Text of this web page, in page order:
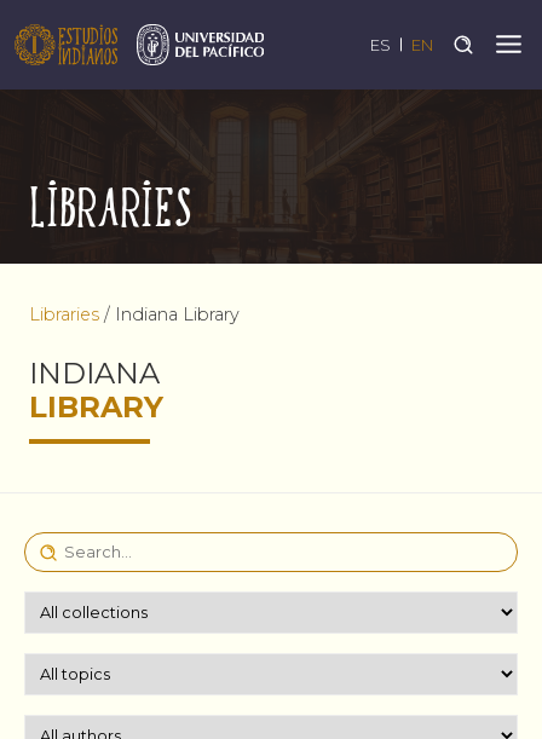
ES EN
Libraries
Libraries / Indiana Library
INDIANA
LIBRARY